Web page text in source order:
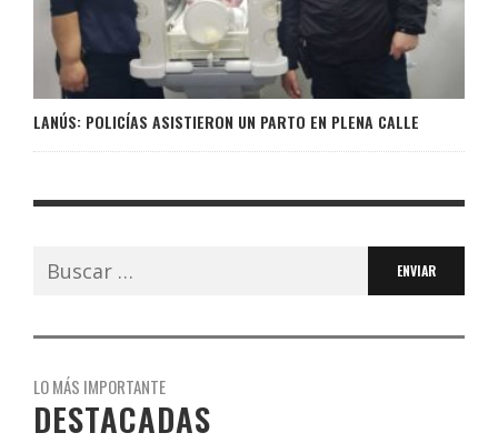
LANÚS: POLICÍAS ASISTIERON UN PARTO EN PLENA CALLE
Buscar:
LO MÁS IMPORTANTE
DESTACADAS